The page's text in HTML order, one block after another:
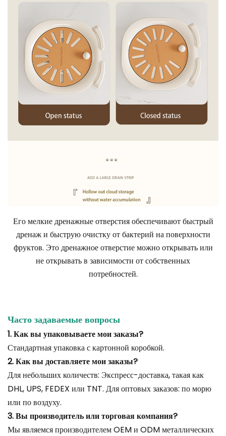
Его мелкие дренажные отверстия обеспечивают быстрый
дренаж и быструю очистку от бактерий на поверхности
фруктов. Это дренажное отверстие можно открывать или
не открывать в зависимости от собственных
потребностей.
Часто задаваемые вопросы
1. Как вы упаковываете мои заказы?
Стандартная упаковка с картонной коробкой.
2. Как вы доставляете мои заказы?
Для небольших количеств: Экспресс-доставка, такая как
DHL, UPS, FEDEX или TNT. Для оптовых заказов: по морю
или по воздуху.
3. Вы производитель или торговая компания?
Мы являемся производителем OEM и ODM металлических